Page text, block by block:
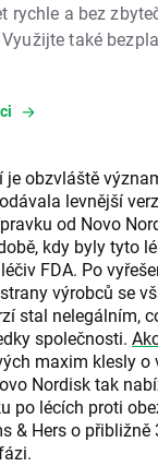
rychle a bez
také
je obzvláště
levnější
od Novo
kdy byly tyto
FDA. Po
výrobců se
stal nelegálním,
společnosti.
maxim klesly o
Nordisk tak
po lécích proti
& Hers o přibližně